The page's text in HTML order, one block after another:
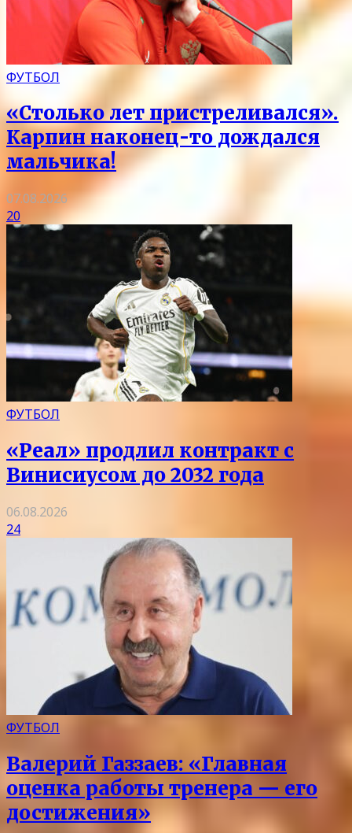
ФУТБОЛ
«Столько лет пристреливался».
Карпин наконец-то дождался
мальчика!
07.08.2026
20
ФУТБОЛ
«Реал» продлил контракт с
Винисиусом до 2032 года
06.08.2026
24
ФУТБОЛ
Валерий Газзаев: «Главная
оценка работы тренера — его
достижения»